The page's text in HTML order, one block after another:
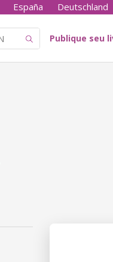
España Deutschland
Publique seu